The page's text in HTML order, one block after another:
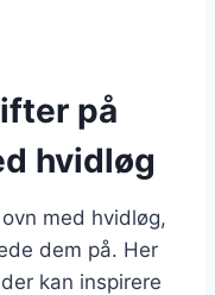
på
hvidløg
med hvidløg,
dem på. Her
kan inspirere